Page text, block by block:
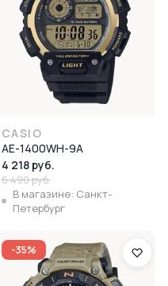
CASIO
AE-1400WH-9A
4 218 руб.
6 490 руб.
В магазине: Санкт-
Петербург
-35%